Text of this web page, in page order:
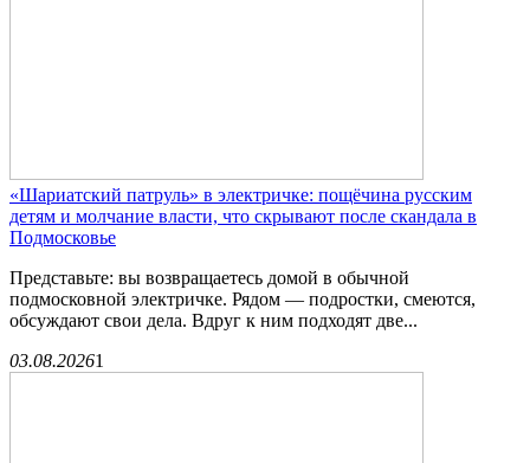
«Шариатский патруль» в электричке: пощёчина русским
детям и молчание власти, что скрывают после скандала в
Подмосковье
Представьте: вы возвращаетесь домой в обычной
подмосковной электричке. Рядом — подростки, смеются,
обсуждают свои дела. Вдруг к ним подходят две...
03.08.20261